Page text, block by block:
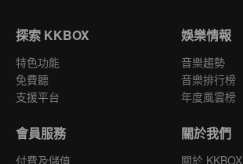
探索 KKBOX
特色功能
免費聽
支援平台
娛樂情報
音樂趨勢
音樂排行榜
年度風雲榜
會員服務
付費及儲值
關於我們
關於 KKBOX